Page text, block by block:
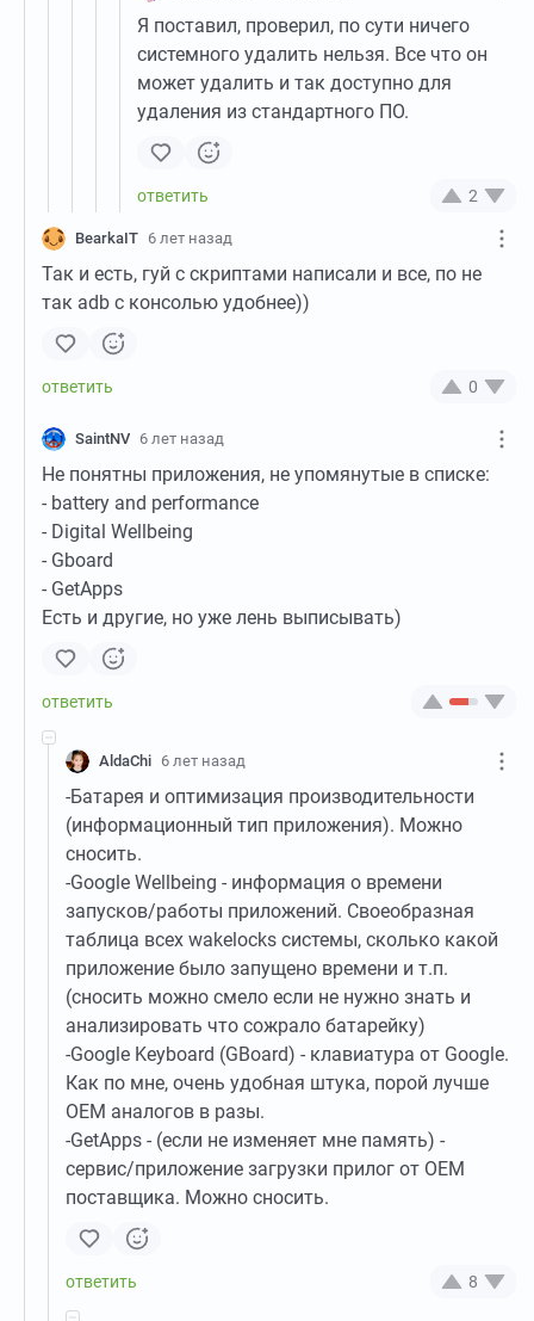
Я поставил, проверил, по сути ничего
системного удалить нельзя. Все что он
может удалить и так доступно для
удаления из стандартного ПО.
2
BearkaIT 6 лет назад
Так и есть, гуй с скриптами написали и все, по не
так adb с консолью удобнее))
0
SaintNV 6 лет назад
Не понятны приложения, не упомянутые в списке:
- battery and performance
- Digital Wellbeing
- Gboard
- GetApps
Есть и другие, но уже лень выписывать)
AldaChi 6 лет назад
-Батарея и оптимизация производительности
(информационный тип приложения). Можно
сносить.
-Google Wellbeing - информация о времени
запусков/работы приложений. Своеобразная
таблица всех wakelocks системы, сколько какой
приложение было запущено времени и т.п.
(сносить можно смело если не нужно знать и
анализировать что сожрало батарейку)
-Google Keyboard (GBoard) - клавиатура от Google.
Как по мне, очень удобная штука, порой лучше
OEM аналогов в разы.
-GetApps - (если не изменяет мне память) -
сервис/приложение загрузки прилог от ОЕМ
поставщика. Можно сносить.
8